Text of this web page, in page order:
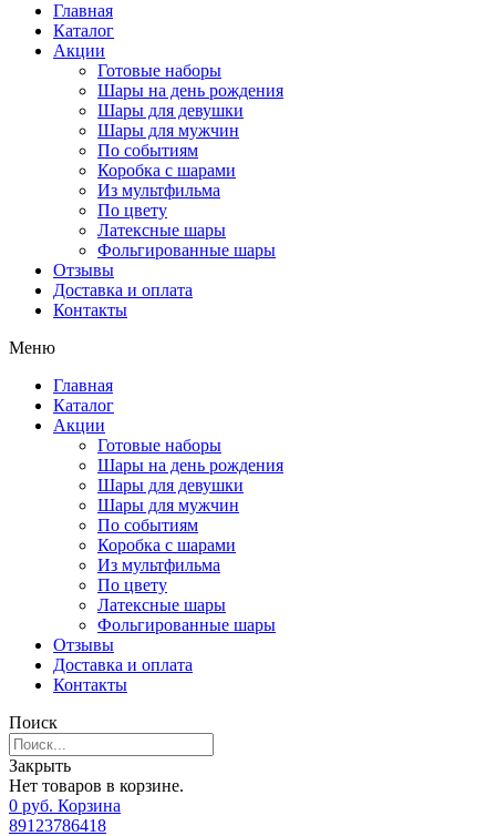
Главная
Каталог
Акции
Готовые наборы
Шары на день рождения
Шары для девушки
Шары для мужчин
По событиям
Коробка с шарами
Из мультфильма
По цвету
Латексные шары
Фольгированные шары
Отзывы
Доставка и оплата
Контакты
Меню
Главная
Каталог
Акции
Готовые наборы
Шары на день рождения
Шары для девушки
Шары для мужчин
По событиям
Коробка с шарами
Из мультфильма
По цвету
Латексные шары
Фольгированные шары
Отзывы
Доставка и оплата
Контакты
Поиск
Закрыть
Нет товаров в корзине.
0 руб. Корзина
89123786418